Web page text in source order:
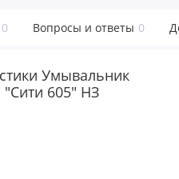
0 Вопросы и ответы 0
Умывальник
605" НЗ